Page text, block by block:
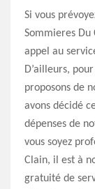
Si vous
Sommieres Du
appel au
D’ailleurs,
proposons de
avons décidé
dépenses de
vous soyez
Clain, il est à
gratuité de